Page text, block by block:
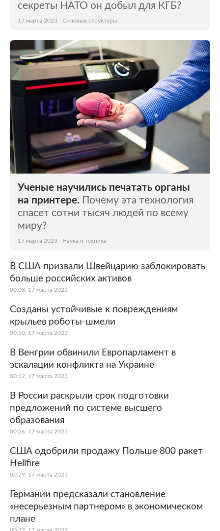
секреты НАТО он добыл для КГБ?
17 марта 2023 Силовые структуры
Ученые научились печатать органы
на принтере. Почему эта технология
спасет сотни тысяч людей по всему
миру?
17 марта 2023 Наука и техника
В США призвали Швейцарию заблокировать
больше российских активов
00:08, 17 марта 2023
Созданы устойчивые к повреждениям
крыльев роботы-шмели
00:10, 17 марта 2023
В Венгрии обвинили Европарламент в
эскалации конфликта на Украине
00:12, 17 марта 2023
В России раскрыли срок подготовки
предложений по системе высшего
образования
00:26, 17 марта 2023
США одобрили продажу Польше 800 ракет
Hellfire
00:29, 17 марта 2023
Германии предсказали становление
«несерьезным партнером» в экономическом
плане